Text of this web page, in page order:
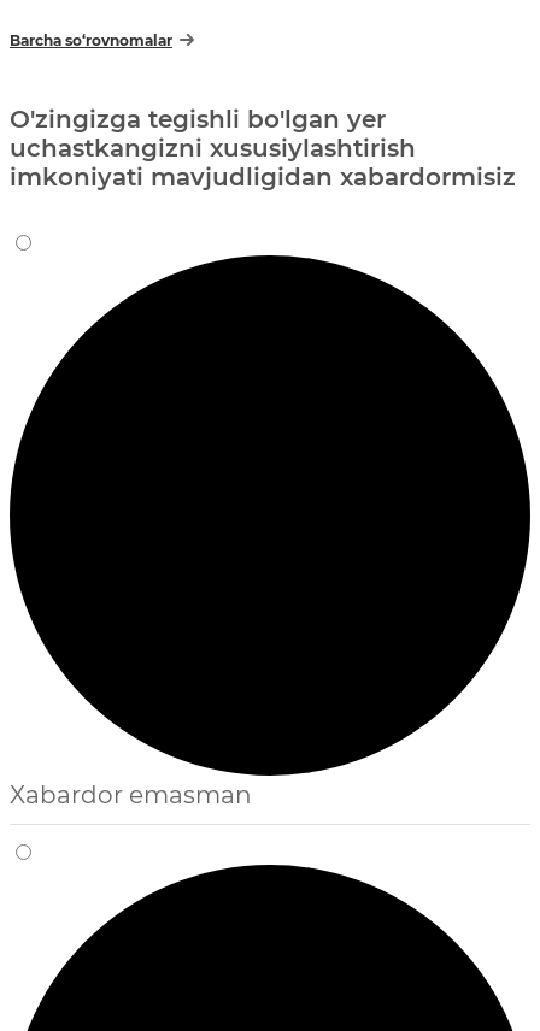
Barcha so‘rovnomalar
O'zingizga tegishli bo'lgan yer
uchastkangizni xususiylashtirish
imkoniyati mavjudligidan xabardormisiz
Xabardor emasman